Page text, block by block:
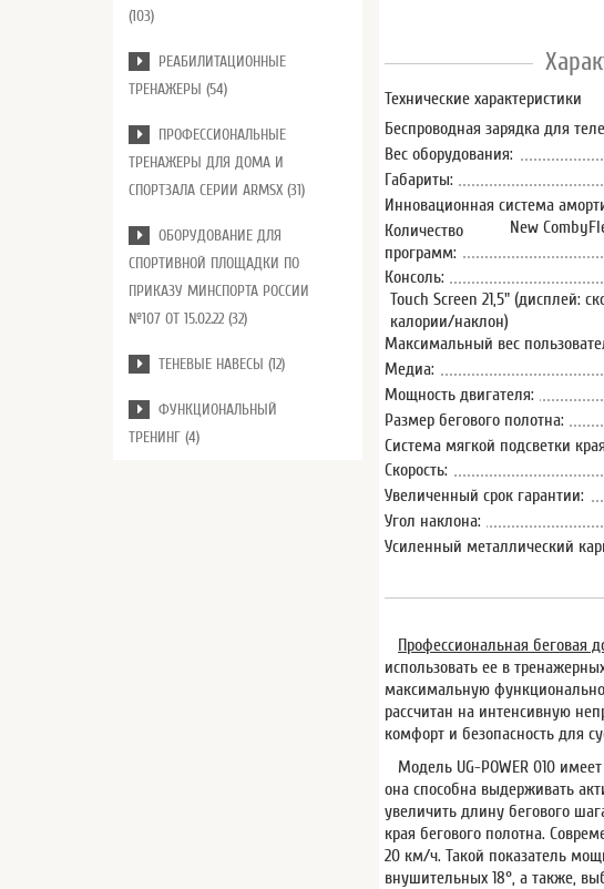
(103)
РЕАБИЛИТАЦИОННЫЕ
ТРЕНАЖЕРЫ (54)
ПРОФЕССИОНАЛЬНЫЕ
ТРЕНАЖЕРЫ ДЛЯ ДОМА И
СПОРТЗАЛА СЕРИИ ARMSX (31)
ОБОРУДОВАНИЕ ДЛЯ
СПОРТИВНОЙ ПЛОЩАДКИ ПО
ПРИКАЗУ МИНСПОРТА РОССИИ
№107 ОТ 15.02.22 (32)
ТЕНЕВЫЕ НАВЕСЫ (12)
ФУНКЦИОНАЛЬНЫЙ
ТРЕНИНГ (4)
Технические характеристики
Беспроводная зарядка для
Вес оборудования:
Габариты:
Инновационная система
New
Количество
программ:
Консоль:
Touch Screen 21,5" (дисплей:
калории/наклон)
Максимальный вес
Медиа:
Мощность двигателя:
Размер бегового полотна:
Система мягкой подсветки
Скорость:
Увеличенный срок гарантии:
Угол наклона:
Усиленный металлический
Профессиональная беговая
использовать ее в
максимальную
рассчитан на интенсивную
комфорт и безопасность для
Модель UG-POWER 010
она способна выдерживать
увеличить длину бегового
края бегового полотна.
20 км/ч. Такой показатель
внушительных 18°, а также,